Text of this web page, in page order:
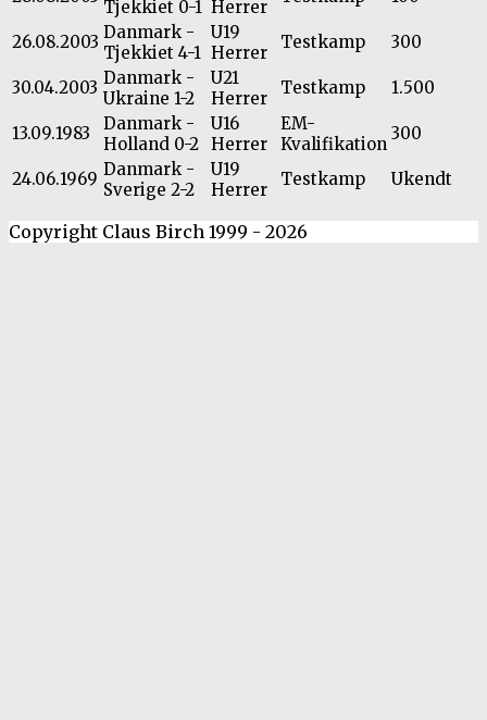
Tjekkiet 0-1 Herrer
26.08.2003 Danmark -
Tjekkiet 4-1
U19
Herrer
Testkamp 300
30.04.2003 Danmark -
Ukraine 1-2
U21
Herrer
Testkamp 1.500
13.09.1983
Danmark -
Holland 0-2
U16
Herrer
EM-
Kvalifikation
300
24.06.1969 Danmark -
Sverige 2-2
U19
Herrer
Testkamp Ukendt
Copyright Claus Birch 1999 - 2026